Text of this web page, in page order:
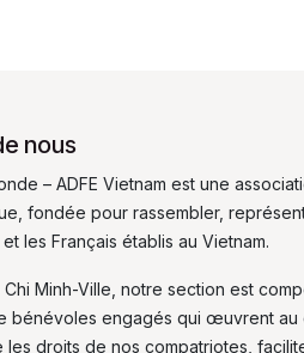
nous
– ADFE Vietnam est une
fondée pour rassembler,
les Français établis au Vietnam.
Minh-Ville, notre section est
bénévoles engagés qui œuvrent au
droits de nos compatriotes,